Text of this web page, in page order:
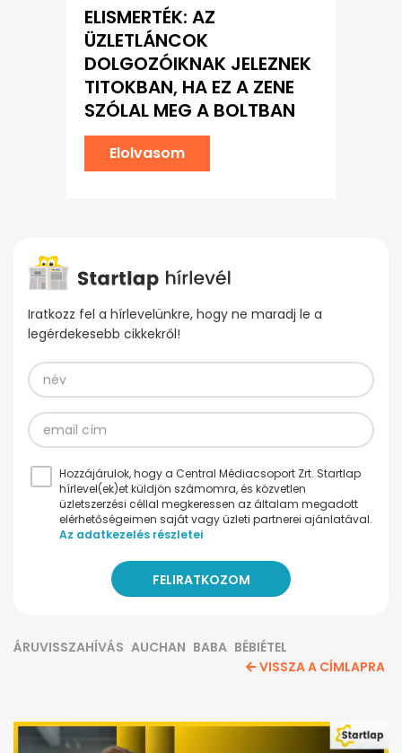
ELISMERTÉK: AZ
ÜZLETLÁNCOK
DOLGOZÓIKNAK JELEZNEK
TITOKBAN, HA EZ A ZENE
SZÓLAL MEG A BOLTBAN
Elolvasom
Iratkozz fel a hírlevelünkre, hogy ne maradj le a
legérdekesebb cikkekről!
Hozzájárulok, hogy a Central Médiacsoport Zrt. Startlap
hírlevel(ek)et küldjön számomra, és közvetlen
üzletszerzési céllal megkeressen az általam megadott
elérhetőségeimen saját vagy üzleti partnerei ajánlatával.
Az adatkezelés részletei
ÁRUVISSZAHÍVÁS AUCHAN BABA BÉBIÉTEL
VISSZA A CÍMLAPRA